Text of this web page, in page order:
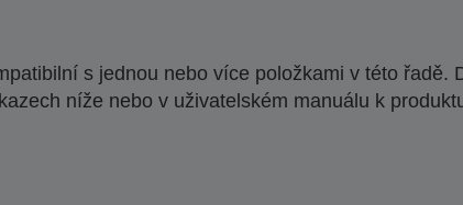
s jednou nebo více položkami v této řadě.
níže nebo v uživatelském manuálu k